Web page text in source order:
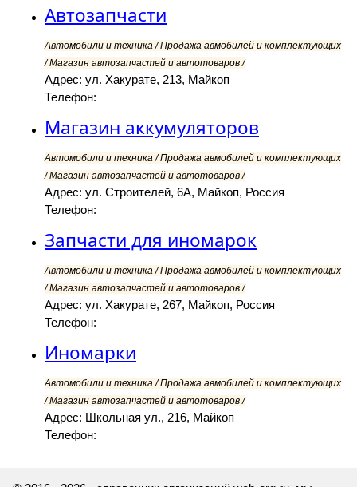
Автозапчасти
Автомобили и техника / Продажа авмобилей и комплектующих
/ Магазин автозапчастей и автотоваров /
Адрес: ул. Хакурате, 213, Майкоп
Телефон:
Магазин аккумуляторов
Автомобили и техника / Продажа авмобилей и комплектующих
/ Магазин автозапчастей и автотоваров /
Адрес: ул. Строителей, 6А, Майкоп, Россия
Телефон:
Запчасти для иномарок
Автомобили и техника / Продажа авмобилей и комплектующих
/ Магазин автозапчастей и автотоваров /
Адрес: ул. Хакурате, 267, Майкоп, Россия
Телефон:
Иномарки
Автомобили и техника / Продажа авмобилей и комплектующих
/ Магазин автозапчастей и автотоваров /
Адрес: Школьная ул., 216, Майкоп
Телефон: